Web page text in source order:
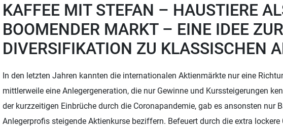
KAFFEE MIT STEFAN – HAUSTIERE
BOOMENDER MARKT – EINE IDEE ZUR
DIVERSIFIKATION ZU KLASSISCHEN
In den letzten Jahren kannten die internationalen Aktienmärkte nur eine
mittlerweile eine Anlegergeneration, die nur Gewinne und Kurssteigerungen
der kurzzeitigen Einbrüche durch die Coronapandemie, gab es ansonsten nur
Anlegerprofis steigende Aktienkurse beziffern. Befeuert durch die extra